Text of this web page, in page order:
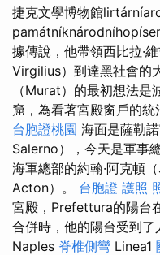
捷克文學博物館
據傳說，他帶領西比拉·
Virgilius）到達黑社會的
（Murat）的最初想法
窟，為看著宮殿窗戶的統
台胞證桃園 海面是薩勒
Salerno），今天是軍事
海軍總部的約翰·阿克頓
Acton）。 台胞證 護照
宮殿，Prefettura的陽台
合併時，他的陽台受到了
Naples 脊椎側彎 Linea1